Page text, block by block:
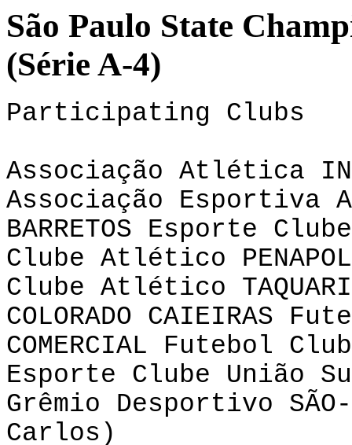
São Paulo State
(Série A-4)
Participating Clubs
Associação Atlética
Associação Esportiva
BARRETOS Esporte
Clube Atlético
Clube Atlético
COLORADO CAIEIRAS
COMERCIAL Futebol
Esporte Clube União
Grêmio Desportivo
Carlos)